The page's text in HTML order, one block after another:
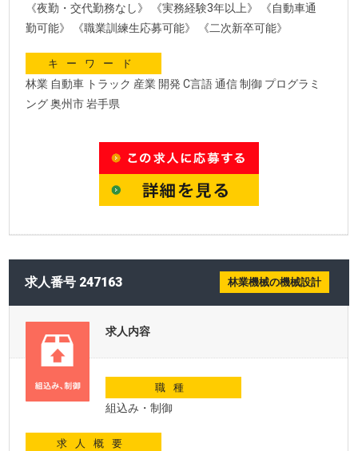
《夜勤・交代勤務なし》 《実務経験3年以上》 《自動車通
勤可能》 《職業訓練生応募可能》 《二次新卒可能》
キーワード
林業 自動車 トラック 産業 開発 C言語 通信 制御 プログラミ
ング 奥州市 岩手県
求人番号 247163 林業機械の機械設計
求人内容
職種
組込み・制御
求人概要